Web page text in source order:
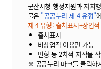
군산시청 행정지원과 자치
물은 "공공누리 제 4 유형"
제 4 유형: 출처표시+상업
출처표시
비상업적 이용만 가능
변형 등 2차적 저작물
※ 공공누리 마크를 클릭하